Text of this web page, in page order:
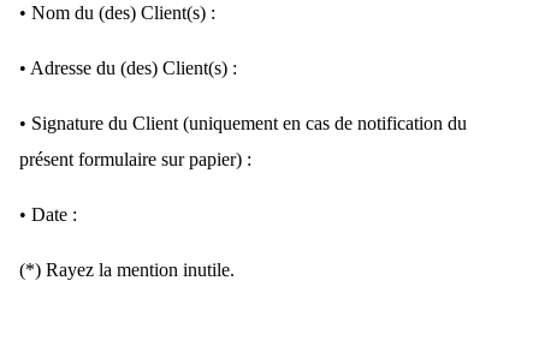
• Nom du (des) Client(s) :
• Adresse du (des) Client(s) :
• Signature du Client (uniquement en cas de notification du
présent formulaire sur papier) :
• Date :
(*) Rayez la mention inutile.